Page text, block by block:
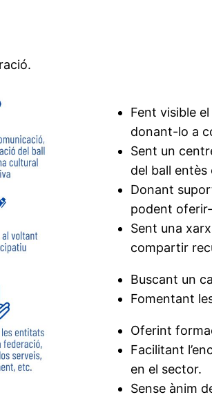
Fent visible
donant-lo a
Sent un
del ball
Donant
podent
Sent una
compartir
Buscant un
Fomentant
Oferint
Facilitant
en el sector.
Sense ànim